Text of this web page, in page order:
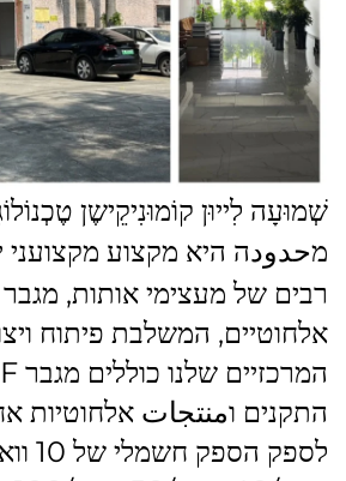
שְׁמוּעָה לִייוּן קוֹמוּנִיקֵישֶן
מحدودה היא מקצוע מקצועני
אלחוטיים, המשלבת פיתוח
המרכזיים שלנו כוללים מגבר RF
התקנים וمنتجات אלחוטיות